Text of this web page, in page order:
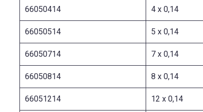
66050414 4 x 0,14
66050514 5 x 0,14
66050714 7 x 0,14
66050814 8 x 0,14
66051214 12 x 0,14